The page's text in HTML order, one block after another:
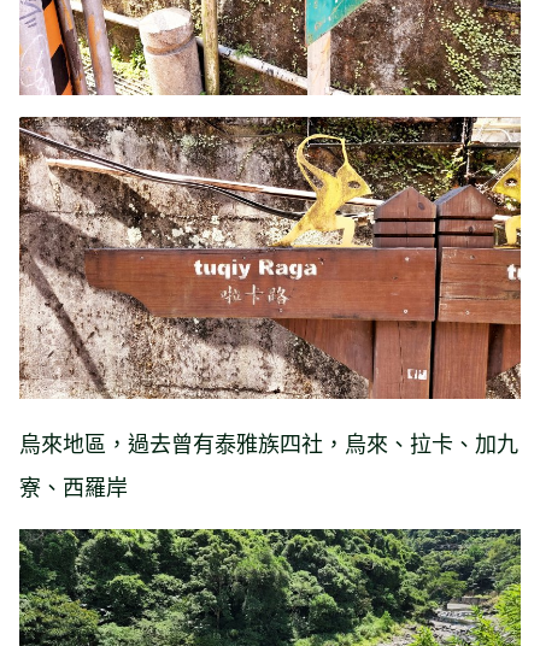
烏來地區，過去曾有泰雅族四社，烏來、拉卡、加九
寮、西羅岸